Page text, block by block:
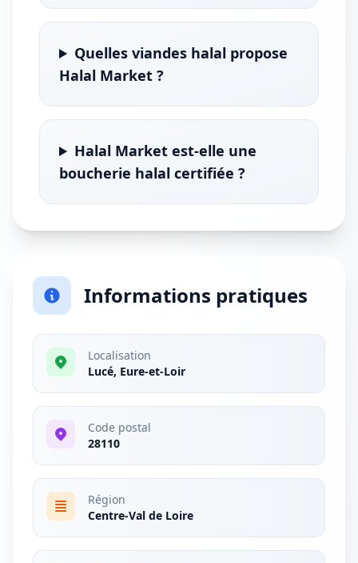
Quelles viandes halal propose
Halal Market ?
Halal Market est-elle une
boucherie halal certifiée ?
Informations pratiques
Localisation
Lucé, Eure-et-Loir
Code postal
28110
Région
Centre-Val de Loire